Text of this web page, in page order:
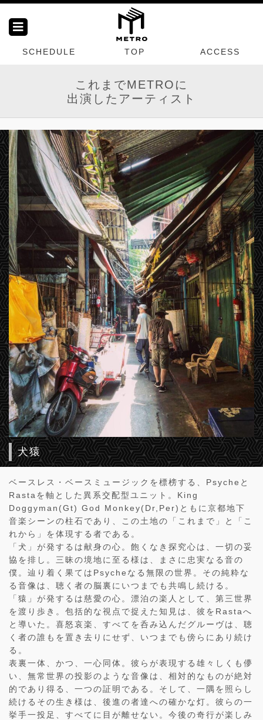
SCHEDULE TOP ACCESS
これまでMETROに
出演したアーティスト
犬猿
ベースレス・ベースミュージックを標榜する、Psycheと
Rastaを軸とした異系交配型ユニット。King
Doggyman(Gt) God Monkey(Dr,Per)ともに京都地下
音楽シーンの柱石であり、この土地の「これまで」と「こ
れから」を体現する者である。
「犬」が発するは献身の心。飽くなき探究心は、一切の妥
協を排し。三昧の境地に至る様は、まさに忠実なる音の
僕。辿り着く果てはPsycheなる無限の世界。その純粋な
る音像は、聴く者の脳裏にいつまでも共鳴し続ける。
「猿」が発するは慈愛の心。漂泊の楽人として、第三世界
を渡り歩き。包括的な視点で捉えた知見は、彼をRastaへ
と導いた。喜怒哀楽、すべてを呑み込んだグルーヴは、聴
く者の誰もを置き去りにせず、いつまでも傍らにあり続け
る。
表裏一体、かつ、一心同体。彼らが表現する雄々しくも儚
い、無常世界の投影のような音像は、相対的なものが絶対
的であり得る、一つの証明である。そして、一隅を照らし
続けるその生き様は、後進の者達への確かな灯。彼らの一
挙手一投足、すべてに目が離せない。今後の奇行が楽しみ